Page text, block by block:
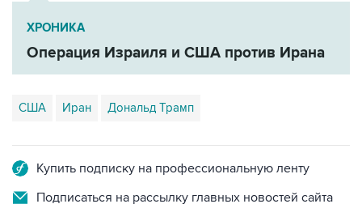
ХРОНИКА
Операция Израиля и США против Ирана
США Иран Дональд Трамп
Купить подписку на профессиональную ленту
Подписаться на рассылку главных новостей сайта